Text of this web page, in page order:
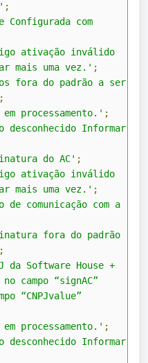
;
Configurada com
ativação inválido
mais uma vez.' ;
fora do padrão a ser
;
em processamento.' ;
desconhecido Informar
do AC' ;
ativação inválido
mais uma vez.' ;
de comunicação com a
fora do padrão
;
da Software House +
campo “signAC”
“CNPJvalue”
em processamento.' ;
desconhecido Informar